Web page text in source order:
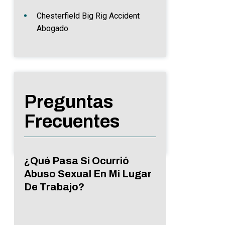
Chesterfield Big Rig Accident
Abogado
Preguntas
Frecuentes
¿Qué Pasa Si Ocurrió
Abuso Sexual En Mi Lugar
De Trabajo?